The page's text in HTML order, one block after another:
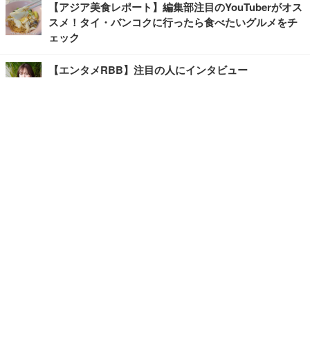
【アジア美食レポート】編集部注目のYouTuberがオス
スメ！タイ・バンコクに行ったら食べたいグルメをチ
ェック
【エンタメRBB】注目の人にインタビュー